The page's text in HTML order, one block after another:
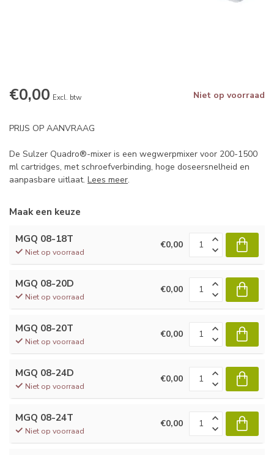
€0,00 Excl. btw Niet op voorraad
PRIJS OP AANVRAAG
De Sulzer Quadro®-mixer is een wegwerpmixer voor 200-1500
ml cartridges, met schroefverbinding, hoge doseersnelheid en
aanpasbare uitlaat. Lees meer.
Maak een keuze
MGQ 08-18T
Niet op voorraad
€0,00
MGQ 08-20D
Niet op voorraad
€0,00
MGQ 08-20T
Niet op voorraad
€0,00
MGQ 08-24D
Niet op voorraad
€0,00
MGQ 08-24T
Niet op voorraad
€0,00